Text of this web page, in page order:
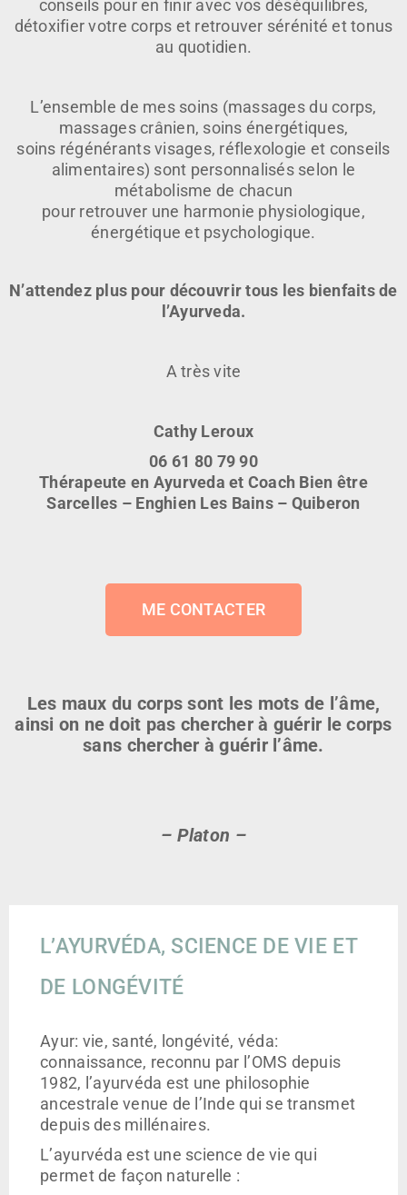
conseils pour en finir avec vos déséquilibres,
détoxifier votre corps et retrouver sérénité et tonus
au quotidien.
L’ensemble de mes soins (massages du corps,
massages crânien, soins énergétiques,
soins régénérants visages, réflexologie et conseils
alimentaires) sont personnalisés selon le
métabolisme de chacun
pour retrouver une harmonie physiologique,
énergétique et psychologique.
N’attendez plus pour découvrir tous les bienfaits de
l’Ayurveda.
A très vite
Cathy Leroux
06 61 80 79 90
Thérapeute en Ayurveda et Coach Bien être
Sarcelles – Enghien Les Bains – Quiberon
ME CONTACTER
Les maux du corps sont les mots de l’âme,
ainsi on ne doit pas chercher à guérir le corps
sans chercher à guérir l’âme.
– Platon –
L’AYURVÉDA, SCIENCE DE VIE ET
DE LONGÉVITÉ
Ayur: vie, santé, longévité, véda:
connaissance, reconnu par l’OMS depuis
1982, l’ayurvéda est une philosophie
ancestrale venue de l’Inde qui se transmet
depuis des millénaires.
L’ayurvéda est une science de vie qui
permet de façon naturelle :